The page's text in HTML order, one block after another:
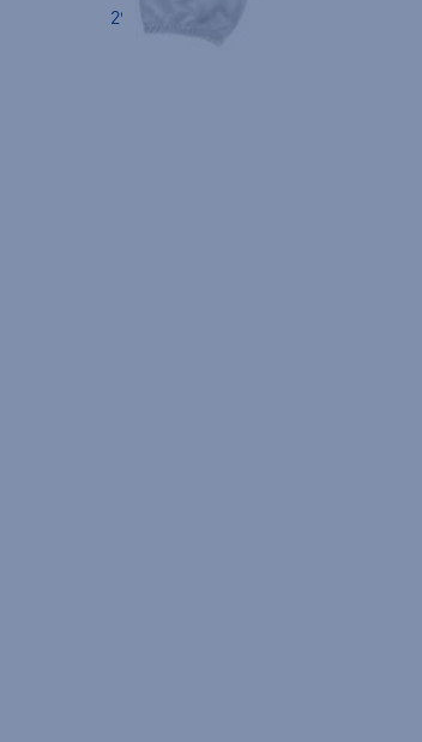
29,90 €